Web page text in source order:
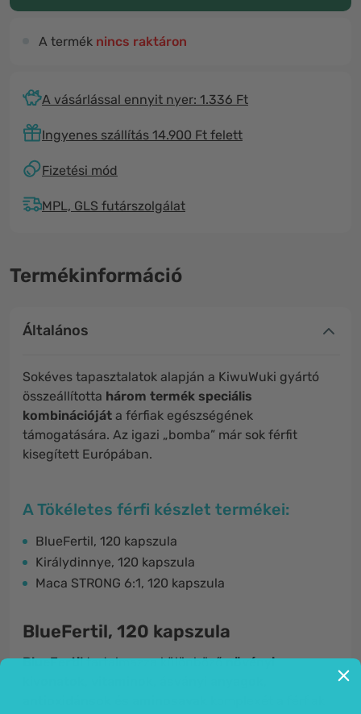
A termék nincs raktáron
A vásárlással ennyit nyer: 1.336 Ft
Ingyenes szállítás 14.900 Ft felett
Fizetési mód
MPL, GLS futárszolgálat
Termékinformáció
Általános
Sokéves tapasztalatok alapján a KiwuWuki gyártó
összeállította három termék speciális
kombinációját a férfiak egészségének
támogatására. Az igazi „bomba” már sok férfit
kisegített Európában.
A Tökéletes férfi készlet termékei:
BlueFertil, 120 kapszula
Királydinnye, 120 kapszula
Maca STRONG 6:1, 120 kapszula
BlueFertil, 120 kapszula
BlueFertiltartalmazza különbözőnövényi